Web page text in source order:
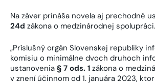
Na záver prináša novela aj prechodné
24d zákona o medzinárodnej spolupráci.
„Príslušný orgán Slovenskej republiky
komisiu o minimálne dvoch druhoch
ustanovenia § 7 ods. 1 zákona o
v znení účinnom od 1. januára 2023,